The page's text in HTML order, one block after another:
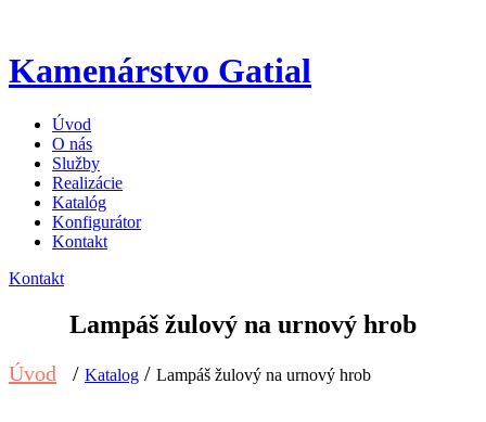
Kamenárstvo Gatial
Úvod
O nás
Služby
Realizácie
Katalóg
Konfigurátor
Kontakt
Kontakt
Lampáš žulový na urnový hrob
Úvod / Katalog / Lampáš žulový na urnový hrob